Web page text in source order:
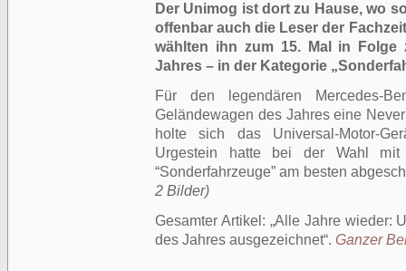
Der Unimog ist dort zu Hause, wo
offenbar auch die Leser der
wählten ihn zum 15. Mal in Folge
Jahres – in der Kategorie
Für den legendären Mercedes-
Geländewagen des Jahres eine
holte sich das Universal-Motor-
Urgestein hatte bei der Wahl
“Sonderfahrzeuge” am besten
2 Bilder)
Gesamter Artikel:
Alle Jahre wieder:
des Jahres ausgezeichnet . Ganzer